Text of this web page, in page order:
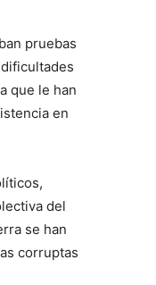
pruebas
que le han
en
del
se han
corruptas